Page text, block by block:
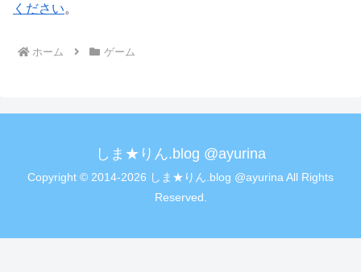
ください。
ホーム ゲーム
しま★りん.blog @ayurina
Copyright © 2014-2026 しま★りん.blog @ayurina All Rights
Reserved.